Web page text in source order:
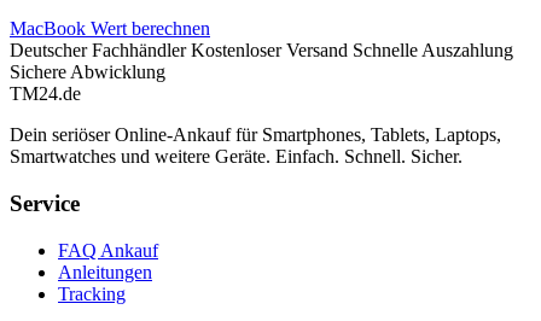
MacBook Wert berechnen
Deutscher Fachhändler Kostenloser Versand Schnelle Auszahlung
Sichere Abwicklung
TM24.de
Dein seriöser Online-Ankauf für Smartphones, Tablets, Laptops,
Smartwatches und weitere Geräte. Einfach. Schnell. Sicher.
Service
FAQ Ankauf
Anleitungen
Tracking